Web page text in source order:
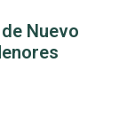
Nuevo